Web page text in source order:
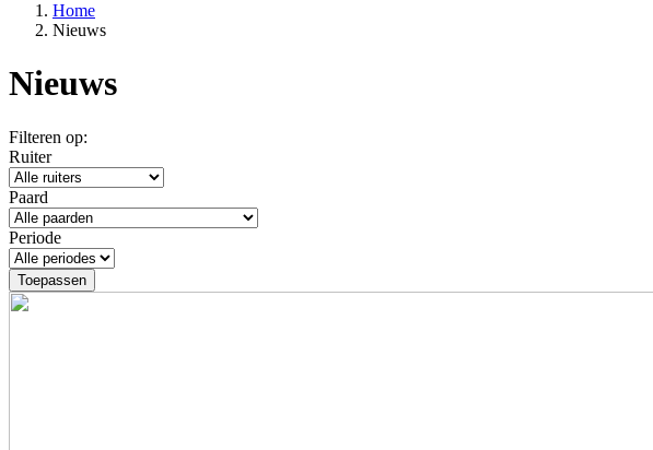
Kruimelpad
Home
Nieuws
Nieuws
Filteren op:
Ruiter
Paard
Periode